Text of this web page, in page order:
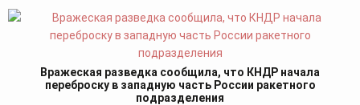
Вражеская разведка сообщила, что КНДР начала
переброску в западную часть России ракетного
подразделения